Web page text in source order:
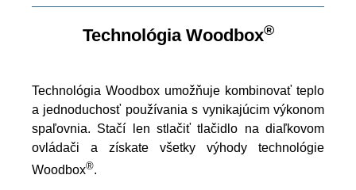
Technológia Woodbox®
Technológia Woodbox umožňuje kombinovať teplo
a jednoduchosť používania s vynikajúcim výkonom
spaľovnia. Stačí len stlačiť tlačidlo na diaľkovom
ovládači a získate všetky výhody technológie
Woodbox®.